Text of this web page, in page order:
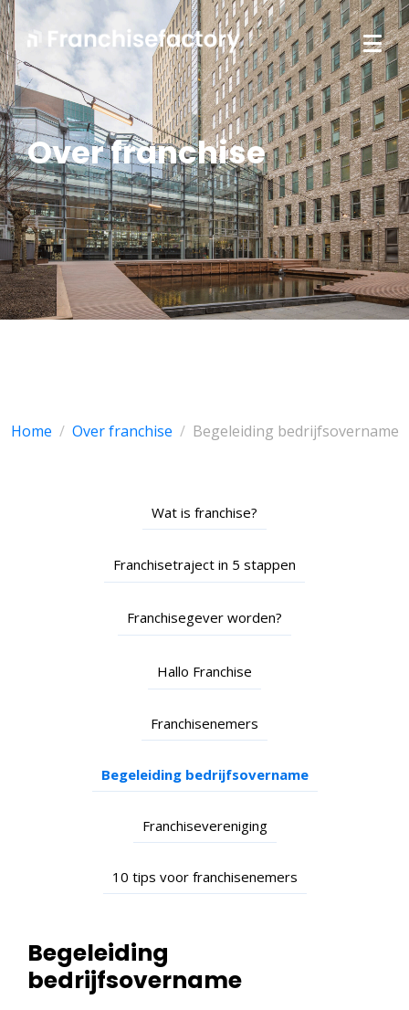
Over franchise
Home Over franchise Begeleiding bedrijfsovername
Wat is franchise?
Franchisetraject in 5 stappen
Franchisegever worden?
Hallo Franchise
Franchisenemers
Begeleiding bedrijfsovername
Franchisevereniging
10 tips voor franchisenemers
Begeleiding
bedrijfsovername